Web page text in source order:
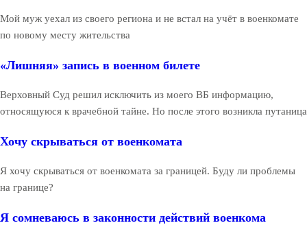
Мой муж уехал из своего региона и не встал на учёт в военкомате
по новому месту жительства
«Лишняя» запись в военном билете
Верховный Суд решил исключить из моего ВБ информацию,
относящуюся к врачебной тайне. Но после этого возникла путаница
Хочу скрываться от военкомата
Я хочу скрываться от военкомата за границей. Буду ли проблемы
на границе?
Я сомневаюсь в законности действий военкома